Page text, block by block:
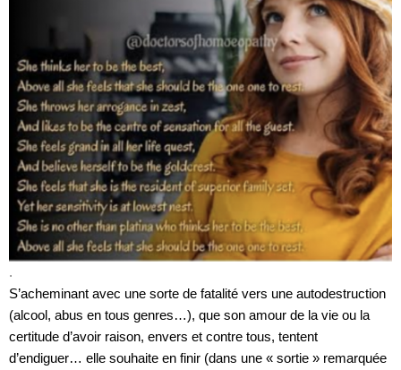
.
S’acheminant avec une sorte de fatalité vers une autodestruction
(alcool, abus en tous genres…), que son amour de la vie ou la
certitude d’avoir raison, envers et contre tous, tentent
d’endiguer… elle souhaite en finir (dans une « sortie » remarquée